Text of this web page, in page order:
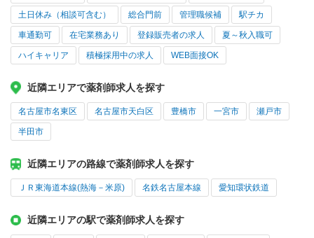
土日休み（相談可含む） 総合門前 管理職候補 駅チカ
車通勤可 在宅業務あり 登録販売者の求人 夏～秋入職可
ハイキャリア 積極採用中の求人 WEB面接OK
近隣エリアで薬剤師求人を探す
名古屋市名東区 名古屋市天白区 豊橋市 一宮市 瀬戸市
半田市
近隣エリアの路線で薬剤師求人を探す
ＪＲ東海道本線(熱海－米原) 名鉄名古屋本線 愛知環状鉄道
近隣エリアの駅で薬剤師求人を探す